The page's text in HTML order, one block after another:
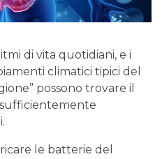
di vita quotidiani, e i
climatici tipici del
possono trovare il
le batterie del